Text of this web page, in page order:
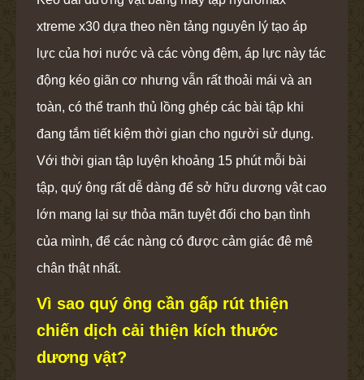
xtreme x30 dựa theo nền tảng nguyên lý tạo áp
lực của hơi nước và các vòng đệm, áp lực này tác
động kéo giãn cơ nhưng vẫn rất thoải mái và an
toàn, có thể tranh thủ lồng ghép các bài tập khi
đang tắm tiết kiệm thời gian cho người sử dụng.
Với thời gian tập luyện khoảng 15 phút mỗi bài
tập, quý ông rất dễ dàng để sở hữu dương vật cao
lớn mang lại sự thỏa mãn tuyệt đối cho bạn tình
của mình, để các nàng có được cảm giác đê mê
chân thật nhất.
Vì sao quý ông cần gấp rút thiện
chiến dịch cải thiện kích thước
dương vật?